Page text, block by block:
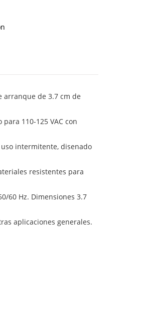
arranque de 3.7 cm de
110-125 VAC con
intermitente, disenado
resistentes para
60 Hz. Dimensiones 3.7
aplicaciones generales.